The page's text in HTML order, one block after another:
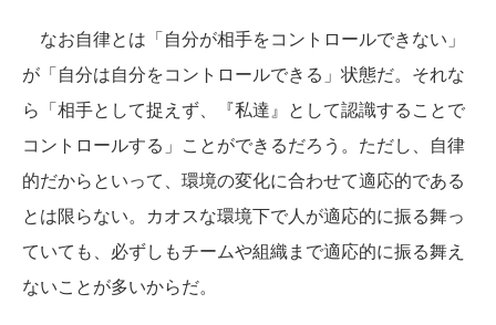
なお自律とは「自分が相手をコントロールできない」
が「自分は自分をコントロールできる」状態だ。それな
ら「相手として捉えず、『私達』として認識することで
コントロールする」ことができるだろう。ただし、自律
的だからといって、環境の変化に合わせて適応的である
とは限らない。カオスな環境下で人が適応的に振る舞っ
ていても、必ずしもチームや組織まで適応的に振る舞え
ないことが多いからだ。